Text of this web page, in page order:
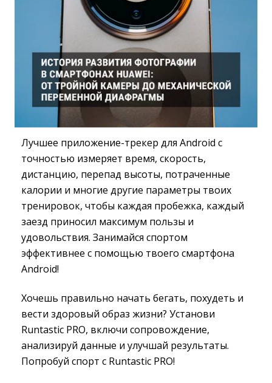
Лучшее приложение-трекер для Android с
точностью измеряет время, скорость,
дистанцию, перепад высоты, потраченные
калории и многие другие параметры твоих
тренировок, чтобы каждая пробежка, каждый
заезд приносил максимум пользы и
удовольствия. Занимайся спортом
эффективнее с помощью твоего смартфона
Android!
Хочешь правильно начать бегать, похудеть и
вести здоровый образ жизни? Установи
Runtastic PRO, включи сопровождение,
анализируй данные и улучшай результаты.
Попробуй спорт с Runtastic PRO!